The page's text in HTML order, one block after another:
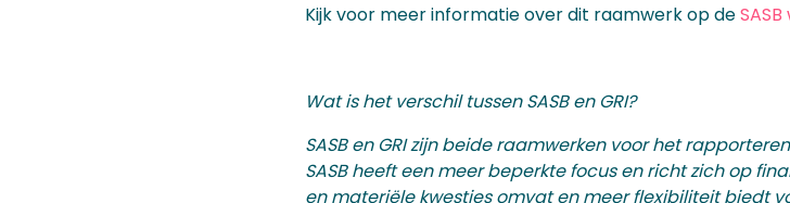
Kijk voor meer informatie over dit raamwerk op de
Wat is het verschil tussen SASB en GRI?
SASB en GRI zijn beide raamwerken voor het
SASB heeft een meer beperkte focus en richt zich op
en materiële kwesties omvat en meer flexibiliteit biedt